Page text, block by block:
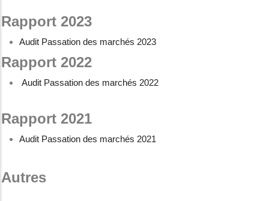
Rapport 2023
Audit Passation des marchés 2023
Rapport 2022
Audit Passation des marchés 2022
Rapport 2021
Audit Passation des marchés 2021
Autres